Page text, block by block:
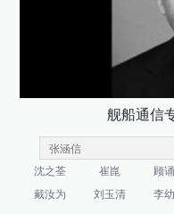
舰船通信
沈之荃 崔崑 顾
戴汝为
刘玉清 李